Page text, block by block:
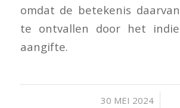
omdat de betekenis
te ontvallen door het
aangifte.
30 MEI 2024
/